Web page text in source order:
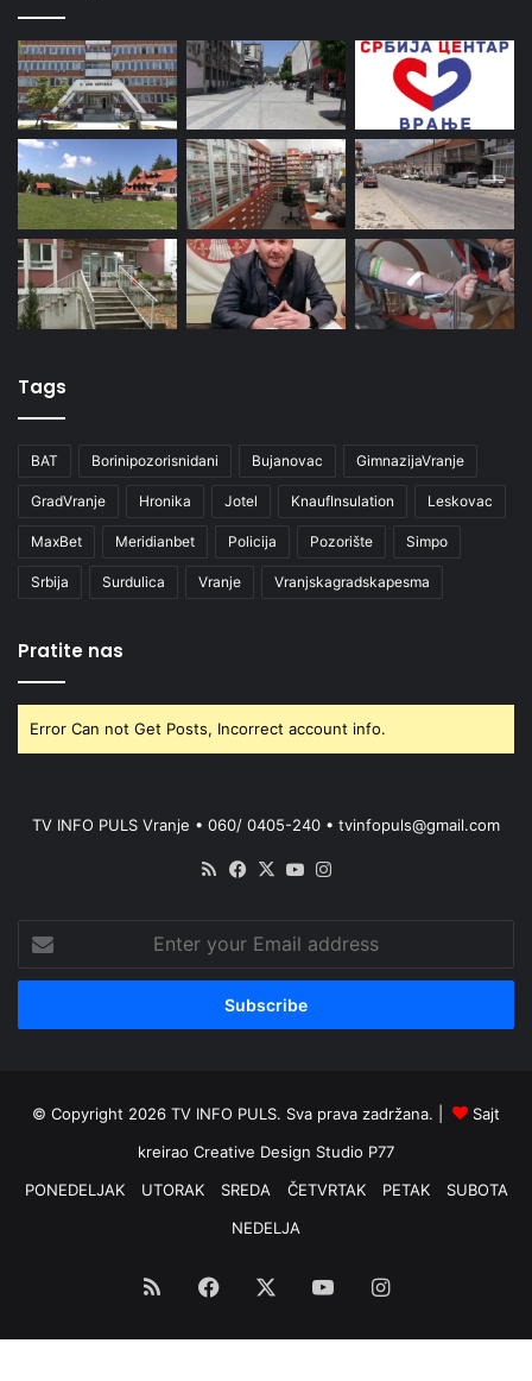
Tags
BAT Borinipozorisnidani Bujanovac GimnazijaVranje
GradVranje Hronika Jotel KnaufInsulation Leskovac
MaxBet Meridianbet Policija Pozorište Simpo
Srbija Surdulica Vranje Vranjskagradskapesma
Pratite nas
Error Can not Get Posts, Incorrect account info.
TV INFO PULS Vranje • 060/ 0405-240 • tvinfopuls@gmail.com
RSS Facebook
X YouTube
your
Email
© Copyright 2026 TV INFO PULS. Sva prava zadržana. |
Sajt
kreirao Creative Design Studio P77
PONEDELJAK
UTORAK SREDA ČETVRTAK PETAK
SUBOTA
NEDELJA
RSS Facebook YouTubeInstagram